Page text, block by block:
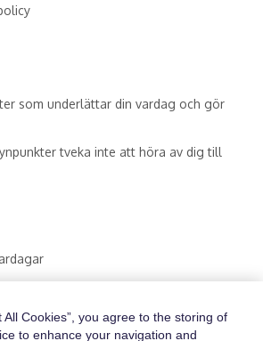
som underlättar din vardag och gör
tveka inte att höra av dig till
via länken nedan
All Cookies”, you agree to the storing of
to enhance your navigation and